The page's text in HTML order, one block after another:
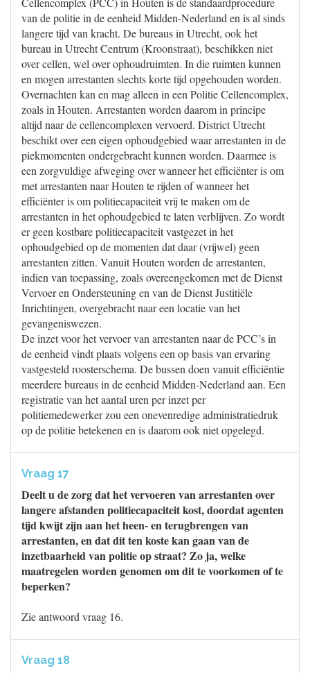
van de politie in de eenheid Midden-Nederland en is al sinds
langere tijd van kracht. De bureaus in Utrecht, ook het
bureau in Utrecht Centrum (Kroonstraat), beschikken niet
over cellen, wel over ophoudruimten. In die ruimten kunnen
en mogen arrestanten slechts korte tijd opgehouden worden.
Overnachten kan en mag alleen in een Politie Cellencomplex,
zoals in Houten. Arrestanten worden daarom in principe
altijd naar de cellencomplexen vervoerd. District Utrecht
beschikt over een eigen ophoudgebied waar arrestanten in de
piekmomenten ondergebracht kunnen worden. Daarmee is
een zorgvuldige afweging over wanneer het efficiënter is om
met arrestanten naar Houten te rijden of wanneer het
efficiënter is om politiecapaciteit vrij te maken om de
arrestanten in het ophoudgebied te laten verblijven. Zo wordt
er geen kostbare politiecapaciteit vastgezet in het
ophoudgebied op de momenten dat daar (vrijwel) geen
arrestanten zitten. Vanuit Houten worden de arrestanten,
indien van toepassing, zoals overeengekomen met de Dienst
Vervoer en Ondersteuning en van de Dienst Justitiële
Inrichtingen, overgebracht naar een locatie van het
gevangeniswezen.
De inzet voor het vervoer van arrestanten naar de PCC’s in
de eenheid vindt plaats volgens een op basis van ervaring
vastgesteld roosterschema. De bussen doen vanuit efficiëntie
meerdere bureaus in de eenheid Midden-Nederland aan. Een
registratie van het aantal uren per inzet per
politiemedewerker zou een onevenredige administratiedruk
op de politie betekenen en is daarom ook niet opgelegd.
Vraag 17
Deelt u de zorg dat het vervoeren van arrestanten over
langere afstanden politiecapaciteit kost, doordat agenten
tijd kwijt zijn aan het heen- en terugbrengen van
arrestanten, en dat dit ten koste kan gaan van de
inzetbaarheid van politie op straat? Zo ja, welke
maatregelen worden genomen om dit te voorkomen of te
beperken?
Zie antwoord vraag 16.
Vraag 18